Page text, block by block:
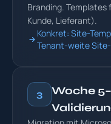
Branding.
Kunde, Lieferant).
Konkret: Site-
Tenant-weite
3
Woche